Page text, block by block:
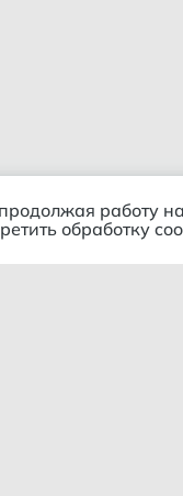
работу
обработку